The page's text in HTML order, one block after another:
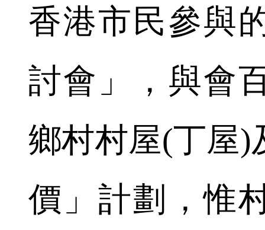
香港市民參與
討會」，與會
鄉村村屋(丁屋)
價」計劃，惟